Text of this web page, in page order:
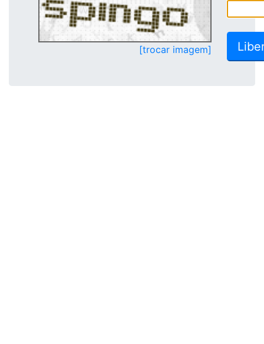
[trocar imagem]